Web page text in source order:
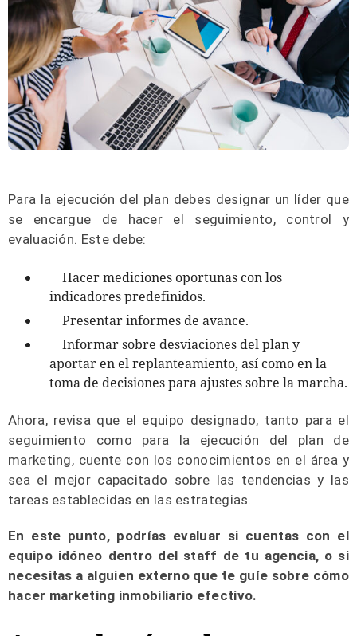
Para la ejecución del plan debes designar un líder que
se encargue de hacer el seguimiento, control y
evaluación. Este debe:
Hacer mediciones oportunas con los
indicadores predefinidos.
Presentar informes de avance.
Informar sobre desviaciones del plan y
aportar en el replanteamiento, así como en la
toma de decisiones para ajustes sobre la marcha.
Ahora, revisa que el equipo designado, tanto para el
seguimiento como para la ejecución del plan de
marketing, cuente con los conocimientos en el área y
sea el mejor capacitado sobre las tendencias y las
tareas establecidas en las estrategias.
En este punto, podrías evaluar si cuentas con el
equipo idóneo dentro del staff de tu agencia, o si
necesitas a alguien externo que te guíe sobre cómo
hacer marketing inmobiliario efectivo.